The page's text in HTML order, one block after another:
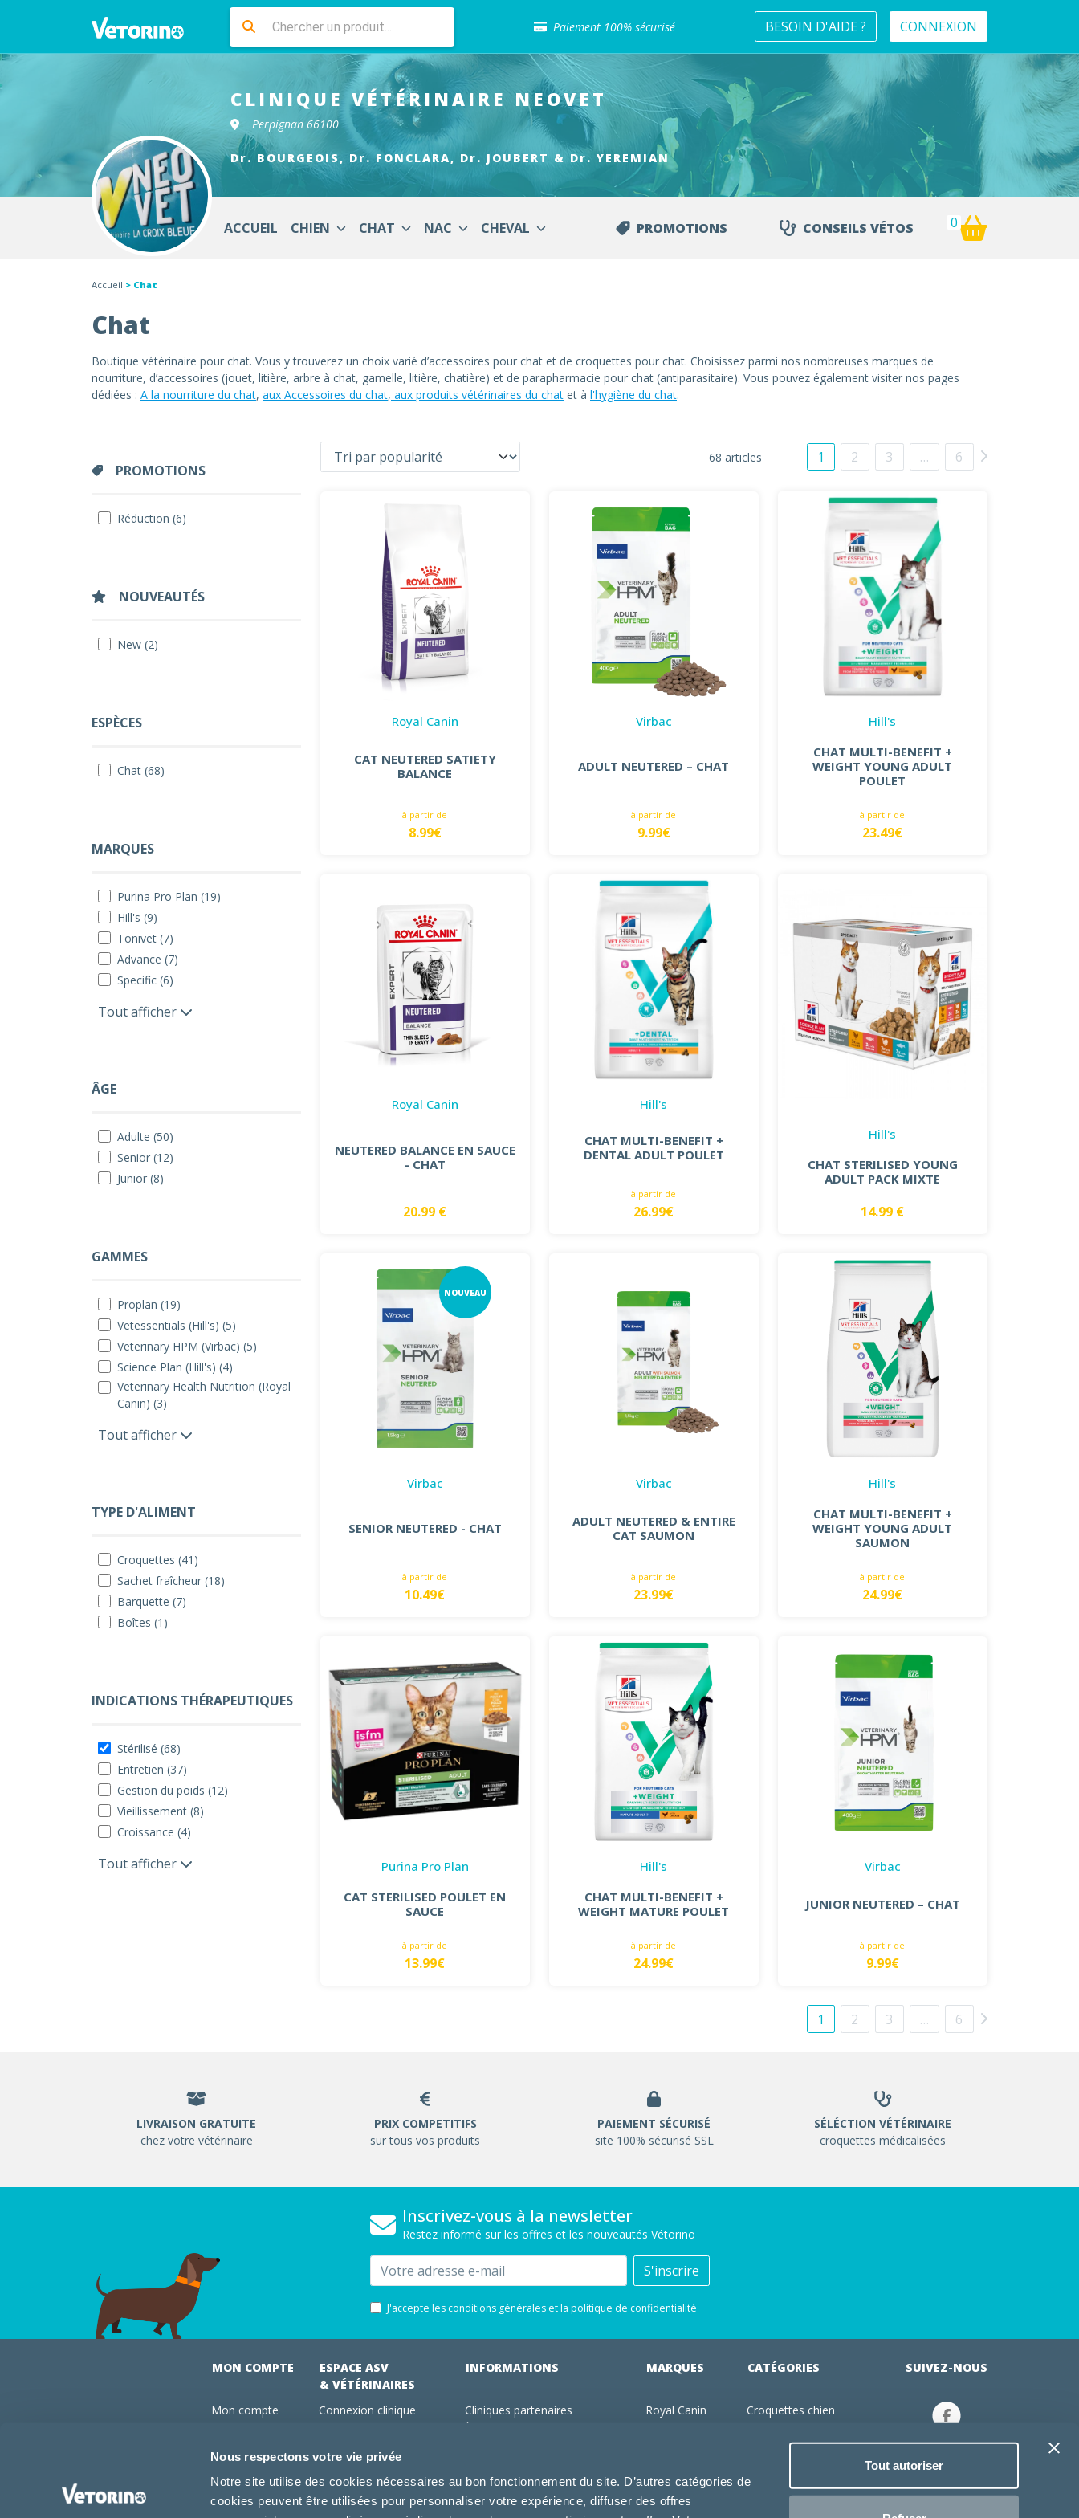
Nous respectons votre vie privée
Notre site utilise des cookies nécessaires au bon fonctionnement du site. D’autres catégories de
cookies peuvent être utilisées pour personnaliser votre expérience, diffuser des offres
Tout autoriser
Paiement 100% sécurisé
Retour gratuit en clinique
Sélection de croquettes vétérinaire
Paiement 100% sécurisé
Livraison gratuite en clinique vétérinaire
Retour gratuit en clinique
Sélection de croquettes vétérinaire
BESOIN D'AIDE ? CONNEXION
CLINIQUE VÉTÉRINAIRE NEOVET
Perpignan 66100
Dr. BOURGEOIS, Dr. FONCLARA, Dr. JOUBERT & Dr. YEREMIAN
ACCUEIL CHIEN CHAT NAC CHEVAL PROMOTIONS CONSEILS VÉTOS 0
Accueil > Chat
Chat
Boutique vétérinaire pour chat. Vous y trouverez un choix varié d’accessoires pour chat et de croquettes pour chat. Choisissez parmi nos nombreuses marques de
nourriture, d’accessoires (jouet, litière, arbre à chat, gamelle, litière, chatière) et de parapharmacie pour chat (antiparasitaire). Vous pouvez également visiter nos pages
dédiées : A la nourriture du chat, aux Accessoires du chat, aux produits vétérinaires du chat et à l'hygiène du chat.
PROMOTIONS
Réduction (6)
NOUVEAUTÉS
New (2)
ESPÈCES
Chat (68)
MARQUES
Purina Pro Plan (19)
Hill's (9)
Tonivet (7)
Advance (7)
Specific (6)
Tout afficher
ÂGE
Adulte (50)
Senior (12)
Junior (8)
GAMMES
Proplan (19)
Vetessentials (Hill's) (5)
Veterinary HPM (Virbac) (5)
Science Plan (Hill's) (4)
Veterinary Health Nutrition (Royal
Canin) (3)
Tout afficher
TYPE D'ALIMENT
Croquettes (41)
Sachet fraîcheur (18)
Barquette (7)
Boîtes (1)
INDICATIONS THÉRAPEUTIQUES
Stérilisé (68)
Entretien (37)
Gestion du poids (12)
Vieillissement (8)
Croissance (4)
Tout afficher
68 articles 1 2 3 … 6
Royal Canin
CAT NEUTERED SATIETY
BALANCE
à partir de
8.99€
Virbac
ADULT NEUTERED – CHAT
à partir de
9.99€
Hill's
CHAT MULTI-BENEFIT +
WEIGHT YOUNG ADULT
POULET
à partir de
23.49€
Royal Canin
NEUTERED BALANCE EN SAUCE
- CHAT
20.99 €
Hill's
CHAT MULTI-BENEFIT +
DENTAL ADULT POULET
à partir de
26.99€
Hill's
CHAT STERILISED YOUNG
ADULT PACK MIXTE
14.99 €
NOUVEAU
Virbac
SENIOR NEUTERED - CHAT
à partir de
10.49€
Virbac
ADULT NEUTERED & ENTIRE
CAT SAUMON
à partir de
23.99€
Hill's
CHAT MULTI-BENEFIT +
WEIGHT YOUNG ADULT
SAUMON
à partir de
24.99€
Purina Pro Plan
CAT STERILISED POULET EN
SAUCE
à partir de
13.99€
Hill's
CHAT MULTI-BENEFIT +
WEIGHT MATURE POULET
à partir de
24.99€
Virbac
JUNIOR NEUTERED – CHAT
à partir de
9.99€
1 2 3 … 6
LIVRAISON GRATUITE
chez votre vétérinaire
PRIX COMPETITIFS
sur tous vos produits
PAIEMENT SÉCURISÉ
site 100% sécurisé SSL
SÉLÉCTION VÉTÉRINAIRE
croquettes médicalisées
Inscrivez-vous à la newsletter
Restez informé sur les offres et les nouveautés Vétorino
Email S'inscrire
J'accepte les conditions générales et la politique de confidentialité
MON COMPTE
Mon compte
Mes abonnements
Conseils vétos
FAQ
ESPACE ASV
& VÉTÉRINAIRES
Connexion clinique
Abonnements
Devenir adhérent Vétorino
INFORMATIONS
Cliniques partenaires
Utilisation des cookies
Conditions générales d'utilisation
MARQUES
Royal Canin
Specific
Dechra
CATÉGORIES
Croquettes chien
Jouets chien
Produits vétérinaire chien
SUIVEZ-NOUS